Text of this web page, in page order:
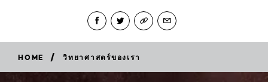
HOME / วิทยาศาสตร์ของเรา